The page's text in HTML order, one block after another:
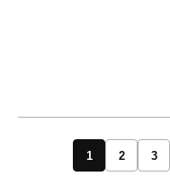
1 2 3